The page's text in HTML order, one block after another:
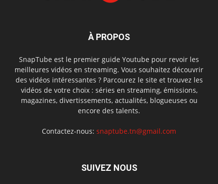
À PROPOS
SnapTube est le premier guide Youtube pour revoir les
meilleures vidéos en streaming. Vous souhaitez découvrir
des vidéos intéressantes ? Parcourez le site et trouvez les
vidéos de votre choix : séries en streaming, émissions,
magazines, divertissements, actualités, blogueuses ou
encore des talents.
Contactez-nous: snaptube.tn@gmail.com
SUIVEZ NOUS